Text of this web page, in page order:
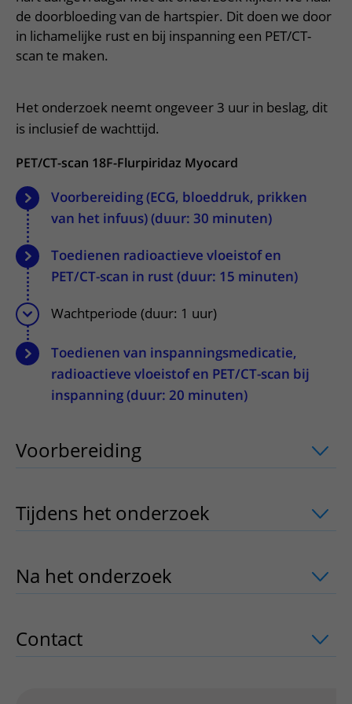
Onderzoeken en diagnostiek
Het Wilhelmina Kinderziekenhuis
Bloedprikken
Wachttijden
Bezoektijden
Mijn UMC Utrecht patiëntportaal
Faciliteiten en voorzieningen
Bezoekregels
Route naar het ziekenhuis
Parkeren
Contact met polikliniek
Contact met verpleegafdeling
Het Wilhelmina Kinderziekenhuis
Teleconsult aanvragen
Diagnostiek aanvragen
Over UMC Utrecht
Research
Werken bij het UMC Utrecht
de doorbloeding van de hartspier. Dit doen we door
in lichamelijke rust en bij inspanning een PET/CT-
scan te maken.
Het onderzoek neemt ongeveer 3 uur in beslag, dit
is inclusief de wachttijd.
PET/CT-scan 18F-Flurpiridaz Myocard
Voorbereiding (ECG, bloeddruk, prikken
van het infuus) (duur: 30 minuten)
Toedienen radioactieve vloeistof en
PET/CT-scan in rust (duur: 15 minuten)
Wachtperiode (duur: 1 uur)
Toedienen van inspanningsmedicatie,
radioactieve vloeistof en PET/CT-scan bij
inspanning (duur: 20 minuten)
Voorbereiding uitklapper, klik om te
Tijdens het onderzoek uitklapper, klik
Na het onderzoek uitklapper, klik om
Contact uitklapper, klik om te openen